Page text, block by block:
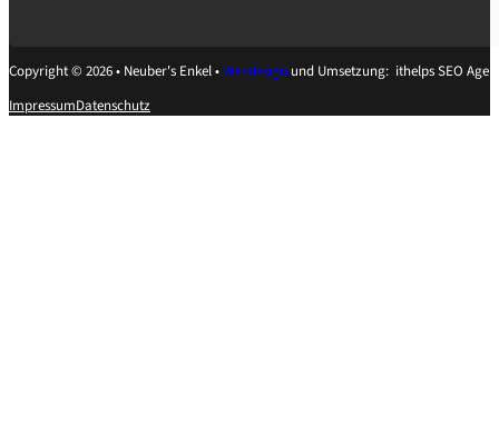
Copyright © 2026 • Neuber's Enkel •Webdesign und Umsetzung: ithelps SEO
ImpressumDatenschutz